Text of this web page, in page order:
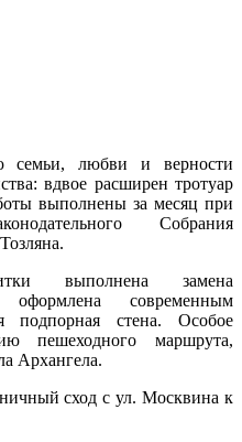
любви и верности
вдвое расширен тротуар
выполнены за месяц при
Собрания
выполнена замена
современным
подпорная стена. Особое
пешеходного маршрута,
Архангела.
сход с ул. Москвина к